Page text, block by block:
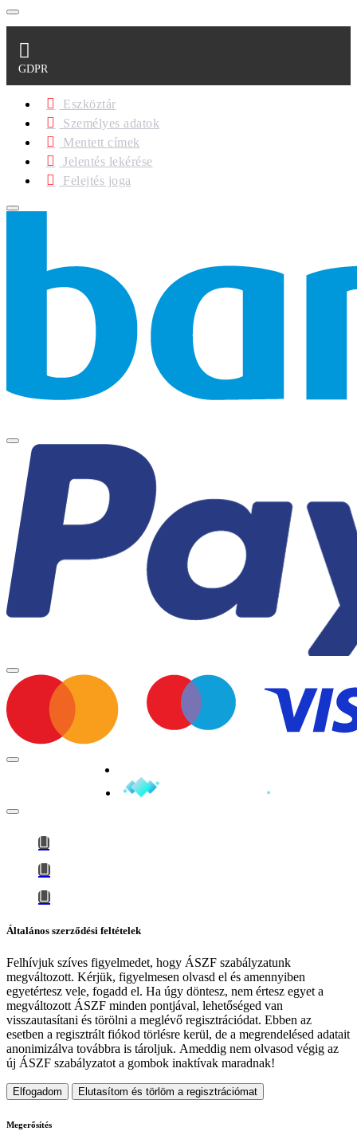
GDPR
Eszköztár
Személyes adatok
Mentett címek
Jelentés lekérése
Felejtés joga
Általános szerződési feltételek
Felhívjuk szíves figyelmedet, hogy ÁSZF szabályzatunk
megváltozott. Kérjük, figyelmesen olvasd el és amennyiben
egyetértesz vele, fogadd el. Ha úgy döntesz, nem értesz egyet a
megváltozott ÁSZF minden pontjával, lehetőséged van
visszautasítani és törölni a meglévő regisztrációdat. Ebben az
esetben a regisztrált fiókod törlésre kerül, de a megrendelésed adatait
anonimizálva továbbra is tároljuk. Ameddig nem olvasod végig az
új ÁSZF szabályzatot a gombok inaktívak maradnak!
Elfogadom Elutasítom és törlöm a regisztrációmat
Megerősítés